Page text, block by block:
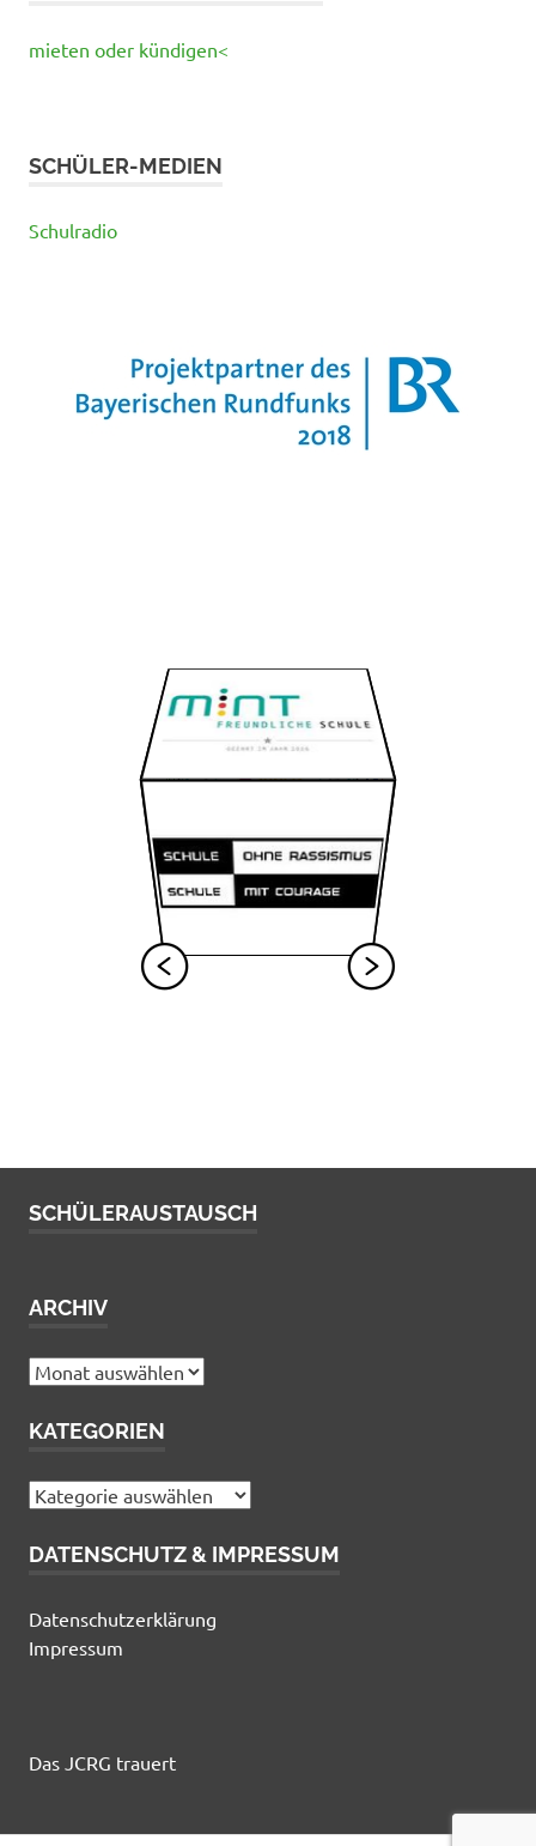
mieten oder kündigen<
SCHÜLER-MEDIEN
Schulradio
SCHÜLERAUSTAUSCH
ARCHIV
Archiv
KATEGORIEN
Kategorien
DATENSCHUTZ & IMPRESSUM
Datenschutzerklärung
Impressum
Das JCRG trauert